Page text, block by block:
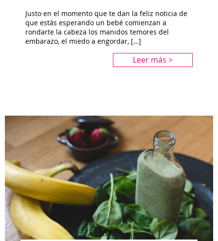
Justo en el momento que te dan la feliz noticia de
que estás esperando un bebé comienzan a
rondarte la cabeza los manidos temores del
embarazo, el miedo a engordar, […]
Leer más >